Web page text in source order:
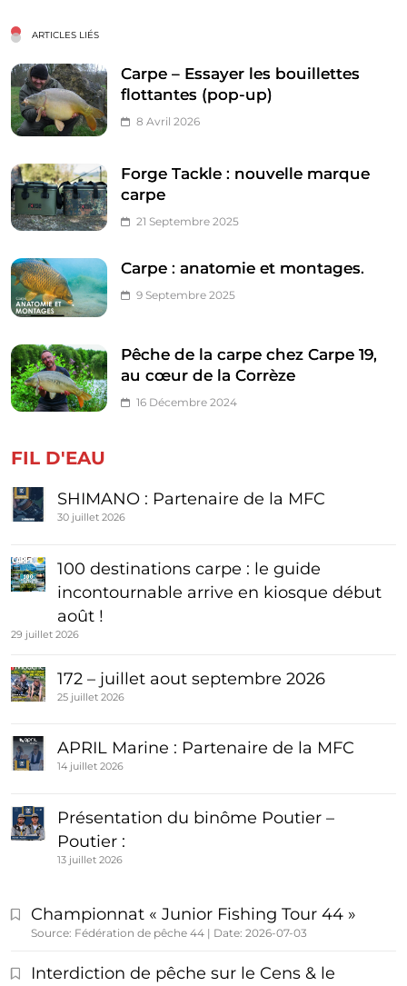
ARTICLES LIÉS
Carpe – Essayer les bouillettes
flottantes (pop-up)
8 Avril 2026
Forge Tackle : nouvelle marque
carpe
21 Septembre 2025
Carpe : anatomie et montages.
9 Septembre 2025
Pêche de la carpe chez Carpe 19,
au cœur de la Corrèze
16 Décembre 2024
FIL D'EAU
SHIMANO : Partenaire de la MFC
30 juillet 2026
100 destinations carpe : le guide
incontournable arrive en kiosque début
août !
29 juillet 2026
172 – juillet aout septembre 2026
25 juillet 2026
APRIL Marine : Partenaire de la MFC
14 juillet 2026
Présentation du binôme Poutier –
Poutier :
13 juillet 2026
Championnat « Junior Fishing Tour 44 »
Source: Fédération de pêche 44 Date: 2026-07-03
Interdiction de pêche sur le Cens & le